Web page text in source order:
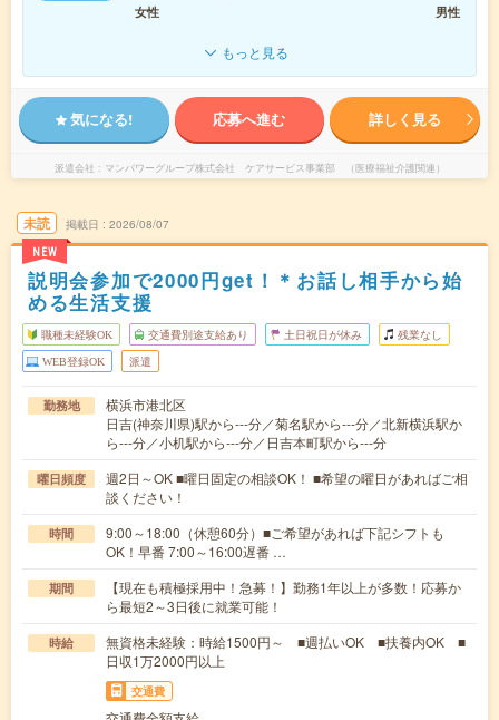
女性
男性
もっと見る
気になる! 応募へ進む 詳しく見る
派遣会社 マンパワーグループ株式会社 ケアサービス事業部 （医療福祉介護関連）
未読
NEW
掲載日 2026/08/07
説明会参加で2000円get！＊お話し相手から始
める生活支援
職種未経験OK 交通費別途支給あり 土日祝日が休み 残業なし
WEB登録OK 派遣
勤務地
横浜市港北区
日吉(神奈川県)駅から---分／菊名駅から---分／北新横浜駅か
ら---分／小机駅から---分／日吉本町駅から---分
曜日頻度
週2日～OK ■曜日固定の相談OK！ ■希望の曜日があればご相
談ください！
時間
9:00～18:00（休憩60分）■ご希望があれば下記シフトも
OK！早番 7:00～16:00遅番 …
期間
【現在も積極採用中！急募！】勤務1年以上が多数！応募か
ら最短2～3日後に就業可能！
時給
無資格未経験：時給1500円～ ■週払いOK ■扶養内OK ■
日収1万2000円以上
交通費